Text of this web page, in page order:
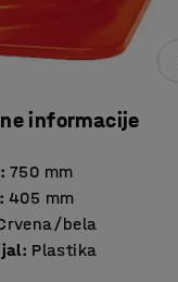
informacije
: 750 mm
: 405 mm
bela
: Plastika